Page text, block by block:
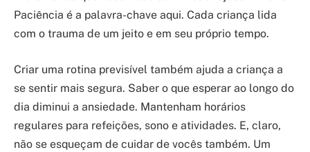
Paciência é a palavra-chave aqui. Cada criança lida
com o trauma de um jeito e em seu próprio tempo.
Criar uma rotina previsível também ajuda a criança a
se sentir mais segura. Saber o que esperar ao longo do
dia diminui a ansiedade. Mantenham horários
regulares para refeições, sono e atividades. E, claro,
não se esqueçam de cuidar de vocês também. Um